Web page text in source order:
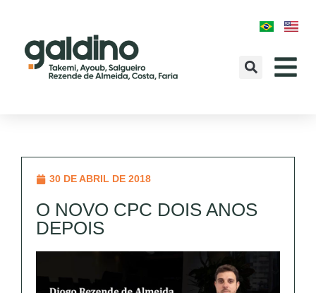
30 DE ABRIL DE 2018
O NOVO CPC DOIS ANOS
DEPOIS